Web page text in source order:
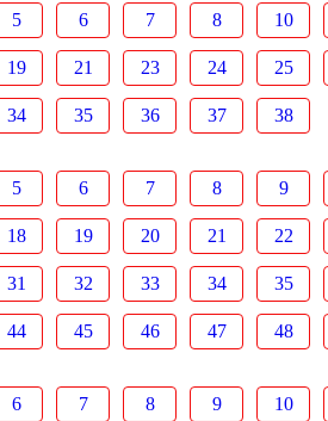
5 6 7 8 10
19 21 23 24 25
34 35 36 37 38
5 6 7 8 9
18 19 20 21 22
31 32 33 34 35
44 45 46 47 48
6 7 8 9 10